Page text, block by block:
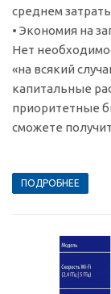
среднем
• Экономия на
Нет
«на всякий
капитальные
приоритетные
сможете
ПОДРОБНЕЕ